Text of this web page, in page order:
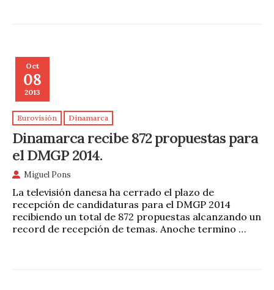
Oct
08
2013
Eurovisión Dinamarca
Dinamarca recibe 872 propuestas para
el DMGP 2014.
Miguel Pons
La televisión danesa ha cerrado el plazo de
recepción de candidaturas para el DMGP 2014
recibiendo un total de 872 propuestas alcanzando un
record de recepción de temas. Anoche termino …